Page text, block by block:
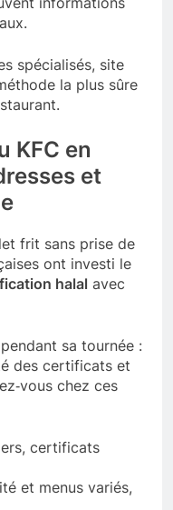
spécialisés, site
la plus sûre
KFC en
et
frit sans prise de
ont investi le
halal avec
sa tournée :
des certificats et
chez ces
certificats
et menus variés,